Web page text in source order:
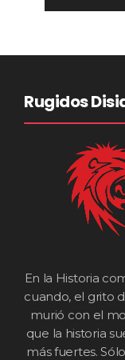
Rugidos
En la Historia
cuando, el grito
murió con el
que la historia
más fuertes.